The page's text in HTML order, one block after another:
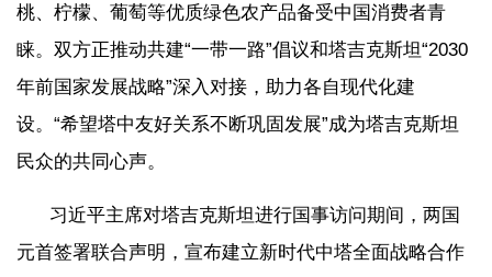
桃、柠檬、葡萄等优质绿色农产品备受中国消费者青
睐。双方正推动共建“一带一路”倡议和塔吉克斯坦“2030
年前国家发展战略”深入对接，助力各自现代化建
设。“希望塔中友好关系不断巩固发展”成为塔吉克斯坦
民众的共同心声。
习近平主席对塔吉克斯坦进行国事访问期间，两国
元首签署联合声明，宣布建立新时代中塔全面战略合作